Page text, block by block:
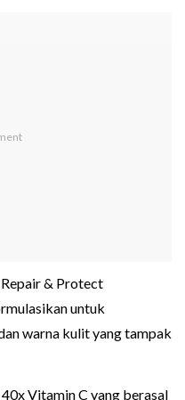
& Protect
untuk
warna kulit yang tampak
Vitamin C yang berasal